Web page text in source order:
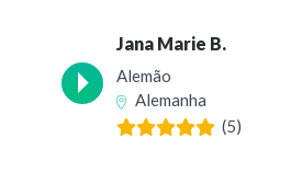
Jana Marie B.
Alemão
Alemanha
(5)